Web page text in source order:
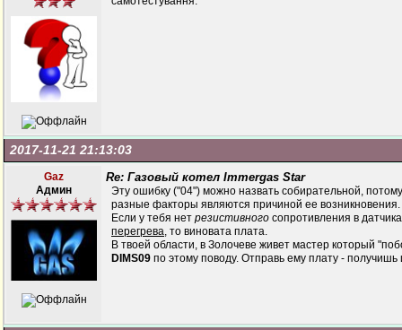
2017-11-21 21:13:03
Gaz
Админ
Re: Газовый котел Immergas Star
Эту ошибку ("04") можно назвать собирательной, потому
разные факторы являются причиной ее возникновения.
Если у тебя нет резистивного сопротивления в
перегрева, то виновата плата.
В твоей области, в Золочеве живет мастер который
DIMS09 по этому поводу. Отправь ему плату - получишь